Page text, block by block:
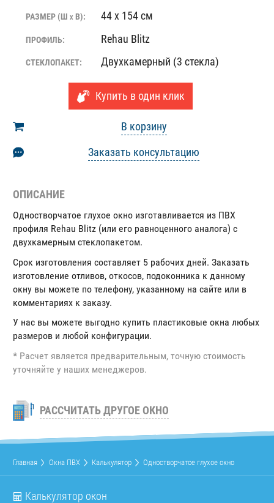
РАЗМЕР (Ш X В): 44 x 154 см
ПРОФИЛЬ: Rehau Blitz
СТЕКЛОПАКЕТ: Двухкамерный (3 стекла)
Купить в один клик
В корзину
Заказать консультацию
ОПИСАНИЕ
Одностворчатое глухое окно изготавливается из ПВХ
профиля Rehau Blitz (или его равноценного аналога) с
двухкамерным стеклопакетом.
Срок изготовления составляет 5 рабочих дней. Заказать
изготовление отливов, откосов, подоконника к данному
окну вы можете по телефону, указанному на сайте или в
комментариях к заказу.
У нас вы можете выгодно купить пластиковые окна любых
размеров и любой конфигурации.
* Расчет является предварительным, точную стоимость
уточняйте у наших менеджеров.
РАССЧИТАТЬ ДРУГОЕ ОКНО
Главная Окна ПВХ Калькулятор Одностворчатое глухое окно
Калькулятор окон